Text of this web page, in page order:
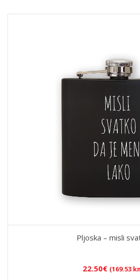
Pljoska – misli
22.50€ (169.53